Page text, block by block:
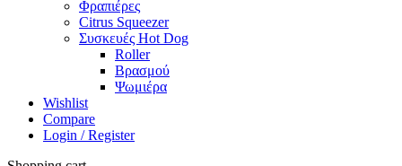
Φραπιέρες
Citrus Squeezer
Συσκευές Hot Dog
Roller
Βρασμού
Ψωμιέρα
Wishlist
Compare
Login / Register